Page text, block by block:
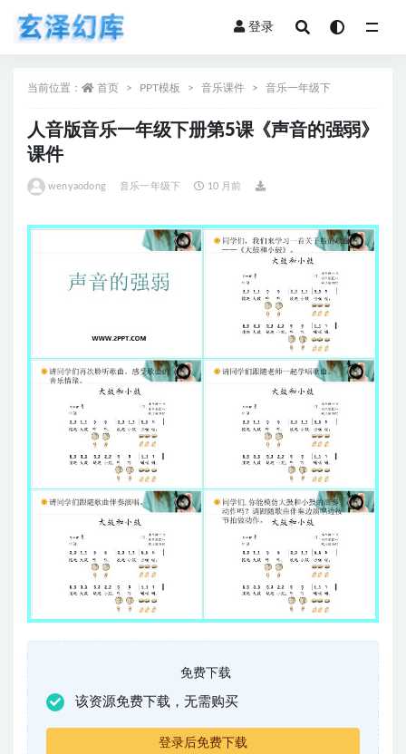
登录
当前位置： 首页 PPT模板 音乐课件 音乐一年级下
人音版音乐一年级下册第5课《声音的强弱》
课件
wenyaodong 音乐一年级下 10 月前
免费下载
该资源免费下载，无需购买
登录后免费下载